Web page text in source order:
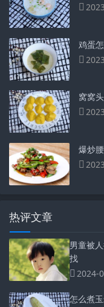
鸡蛋
窝窝
爆炒
热评文章
男童被
找
2024-
怎么煮